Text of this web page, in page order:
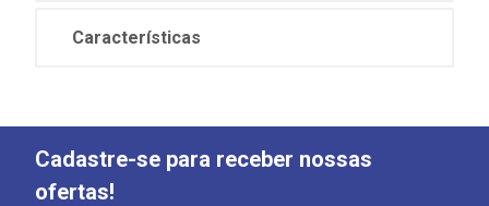
Características
Cadastre-se para receber nossas
ofertas!